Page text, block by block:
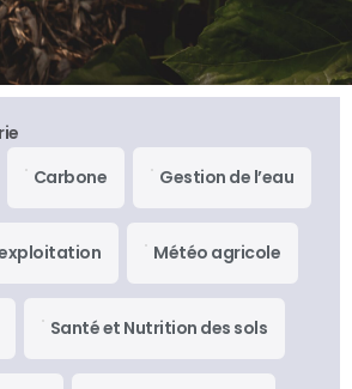
Carbone Gestion de l’eau
Météo agricole
Santé et Nutrition des sols